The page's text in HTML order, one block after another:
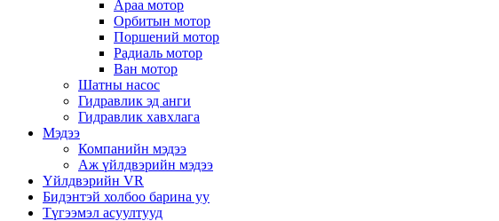
Араа мотор
Орбитын мотор
Поршений мотор
Радиаль мотор
Ван мотор
Шатны насос
Гидравлик эд анги
Гидравлик хавхлага
Мэдээ
Компанийн мэдээ
Аж үйлдвэрийн мэдээ
Үйлдвэрийн VR
Бидэнтэй холбоо барина уу
Түгээмэл асуултууд